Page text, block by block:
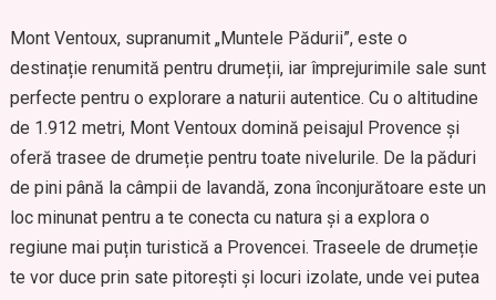
Mont Ventoux, supranumit „Muntele Pădurii”, este o
destinație renumită pentru drumeții, iar împrejurimile sale sunt
perfecte pentru o explorare a naturii autentice. Cu o altitudine
de 1.912 metri, Mont Ventoux domină peisajul Provence și
oferă trasee de drumeție pentru toate nivelurile. De la păduri
de pini până la câmpii de lavandă, zona înconjurătoare este un
loc minunat pentru a te conecta cu natura și a explora o
regiune mai puțin turistică a Provencei. Traseele de drumeție
te vor duce prin sate pitorești și locuri izolate, unde vei putea